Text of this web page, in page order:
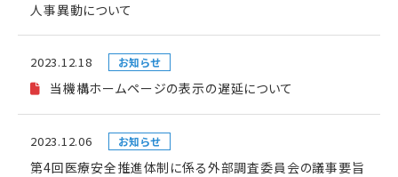
人事異動について
2023.12.18 お知らせ
当機構ホームページの表示の遅延について
2023.12.06 お知らせ
第4回医療安全推進体制に係る外部調査委員会の議事要旨